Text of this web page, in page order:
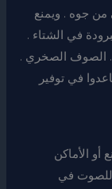
جوه . ويمنع
في الشتاء .
. الصوف الصخري .
في توفير
أو الأماكن
للصوت في